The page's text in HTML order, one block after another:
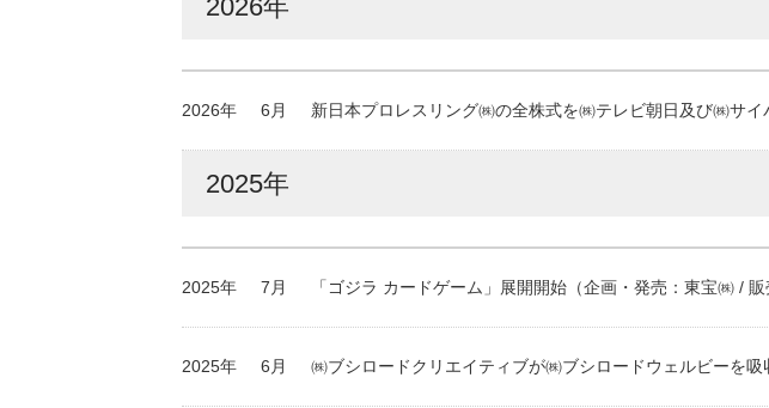
2026年
2026年 6月 新日本プロレスリング㈱の全株式を㈱テレビ朝日及び㈱サ
2025年
2025年 7月 「ゴジラ カードゲーム」展開開始（企画・発売：東宝㈱ / 販
2025年 6月 ㈱ブシロードクリエイティブが㈱ブシロードウェルビーを吸